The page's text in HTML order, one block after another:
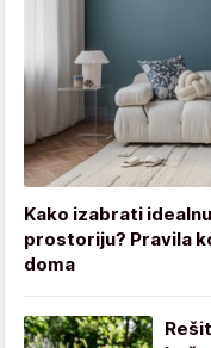
Kako izabrati
prostoriju? Pravila
doma